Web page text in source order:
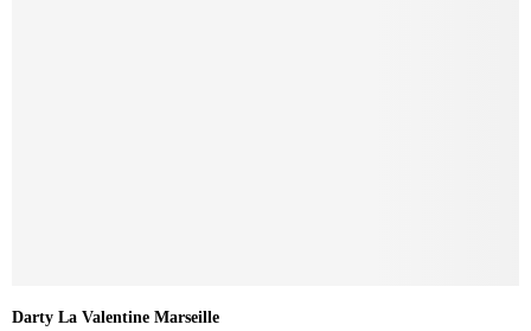
Darty La Valentine Marseille